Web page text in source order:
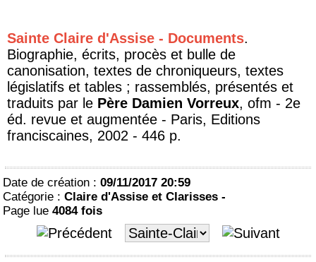
Sainte Claire d'Assise - Documents.
Biographie, écrits, procès et bulle de
canonisation, textes de chroniqueurs, textes
législatifs et tables ; rassemblés, présentés et
traduits par le Père Damien Vorreux, ofm - 2e
éd. revue et augmentée - Paris, Editions
franciscaines, 2002 - 446 p.
Date de création : 09/11/2017 20:59
Catégorie : Claire d'Assise et Clarisses -
Page lue 4084 fois